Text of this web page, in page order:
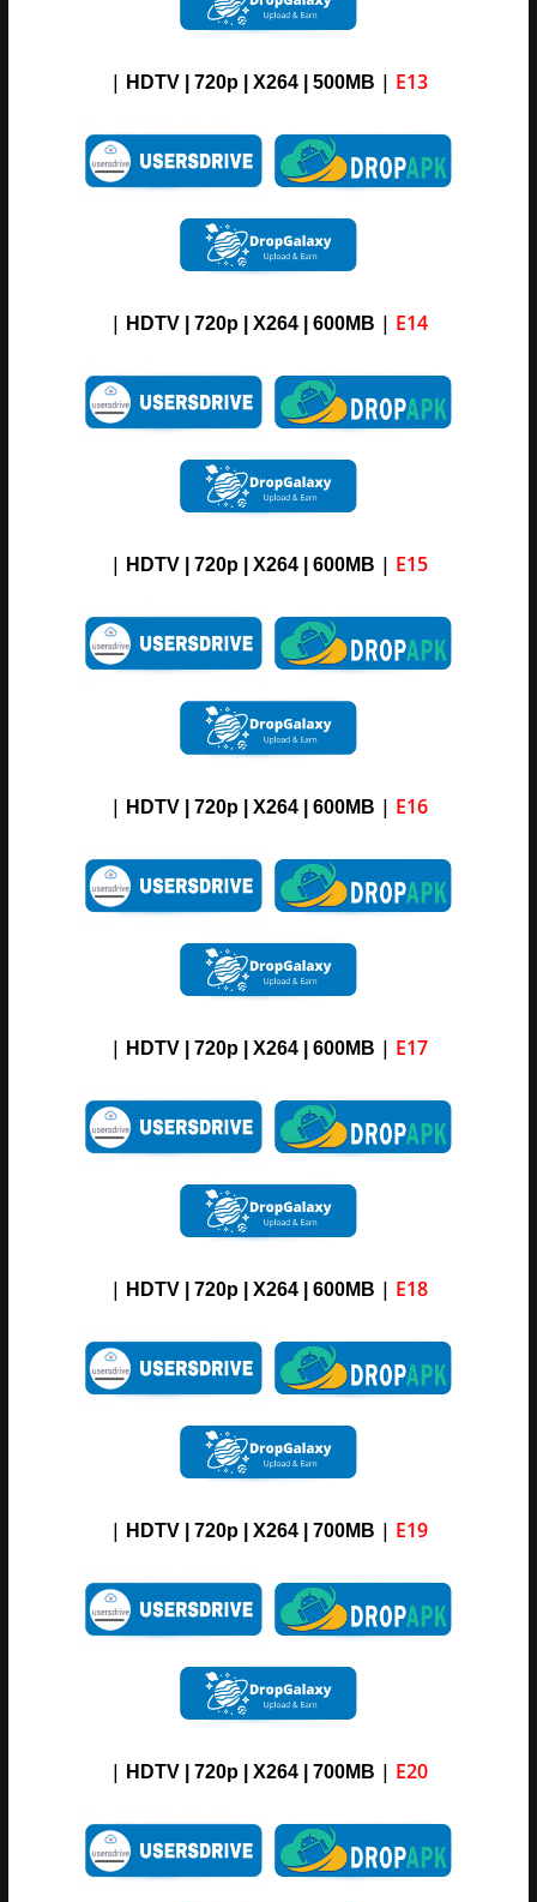
| HDTV | 720p | X264 | 500MB | E13
| HDTV | 720p | X264 | 600MB | E14
| HDTV | 720p | X264 | 600MB | E15
| HDTV | 720p | X264 | 600MB | E16
| HDTV | 720p | X264 | 600MB | E17
| HDTV | 720p | X264 | 600MB | E18
| HDTV | 720p | X264 | 700MB | E19
| HDTV | 720p | X264 | 700MB | E20